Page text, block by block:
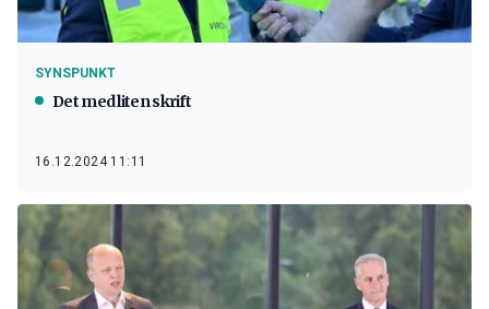
SYNSPUNKT
Det med liten skrift
16.12.2024 11:11